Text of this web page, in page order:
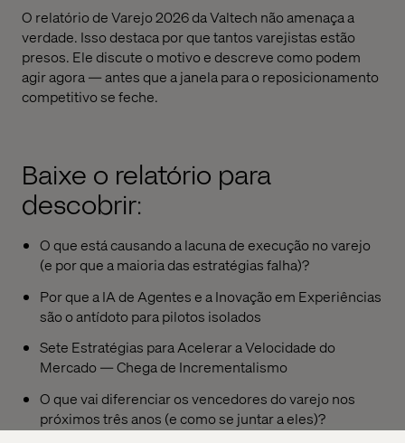
O relatório de Varejo 2026 da Valtech não amenaça a
verdade. Isso destaca por que tantos varejistas estão
presos. Ele discute o motivo e descreve como podem
agir agora — antes que a janela para o reposicionamento
competitivo se feche.
Baixe o relatório para
descobrir:
O que está causando a lacuna de execução no varejo
(e por que a maioria das estratégias falha)?
Por que a IA de Agentes e a Inovação em Experiências
são o antídoto para pilotos isolados
Sete Estratégias para Acelerar a Velocidade do
Mercado — Chega de Incrementalismo
O que vai diferenciar os vencedores do varejo nos
próximos três anos (e como se juntar a eles)?